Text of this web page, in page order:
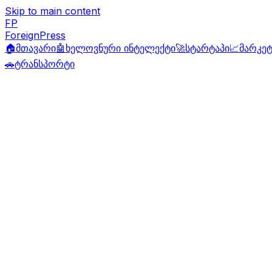
Skip to main content
FP
ForeignPress
🏠მთავარი🤖 ხელოვნური ინტელექტი🚀სტარტაპი📈
🚗ტრანსპორტი